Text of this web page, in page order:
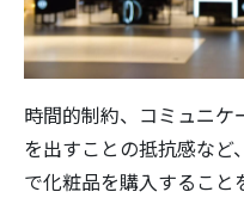
時間的制約、コミュニ
を出すことの抵抗感など
で化粧品を購入するこ